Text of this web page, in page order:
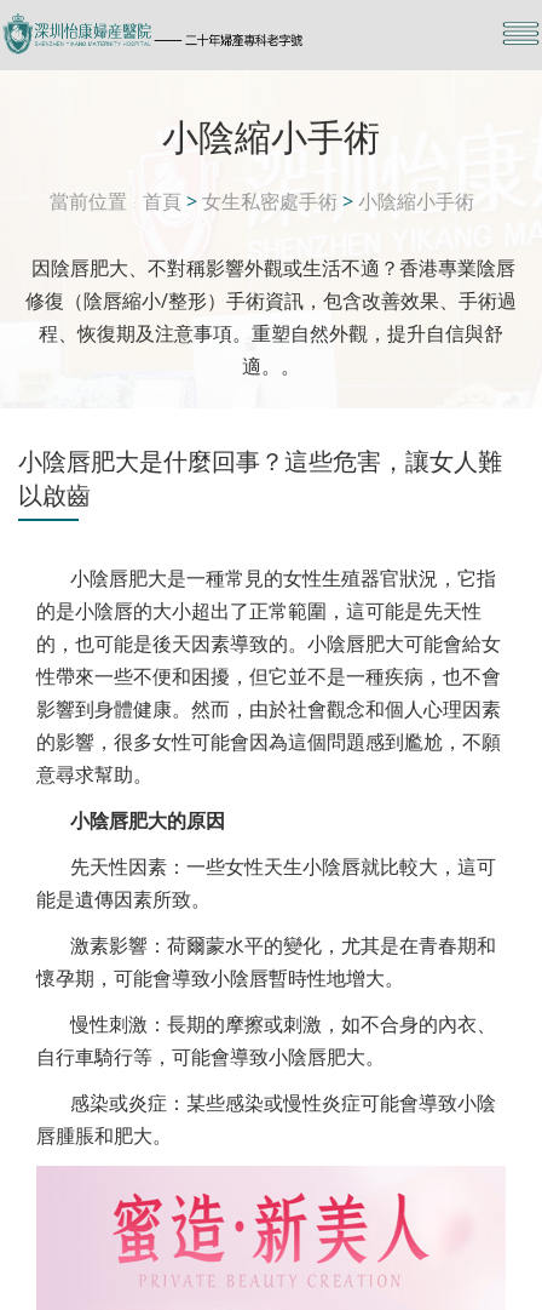
小陰縮小手術
當前位置 首頁 >女生私密處手術>小陰縮小手術
因陰唇肥大、不對稱影響外觀或生活不適？香港專業陰唇
修復（陰唇縮小/整形）手術資訊，包含改善效果、手術過
程、恢復期及注意事項。重塑自然外觀，提升自信與舒
適。。
小陰唇肥大是什麼回事？這些危害，讓女人難
以啟齒
小陰唇肥大是一種常見的女性生殖器官狀況，它指
的是小陰唇的大小超出了正常範圍，這可能是先天性
的，也可能是後天因素導致的。小陰唇肥大可能會給女
性帶來一些不便和困擾，但它並不是一種疾病，也不會
影響到身體健康。然而，由於社會觀念和個人心理因素
的影響，很多女性可能會因為這個問題感到尷尬，不願
意尋求幫助。
小陰唇肥大的原因
先天性因素：一些女性天生小陰唇就比較大，這可
能是遺傳因素所致。
激素影響：荷爾蒙水平的變化，尤其是在青春期和
懷孕期，可能會導致小陰唇暫時性地增大。
慢性刺激：長期的摩擦或刺激，如不合身的內衣、
自行車騎行等，可能會導致小陰唇肥大。
感染或炎症：某些感染或慢性炎症可能會導致小陰
唇腫脹和肥大。